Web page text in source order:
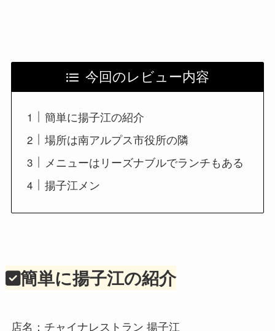
今回のレビュー内容
簡単に揚子江の紹介
場所は南アルプス市役所の隣
メニューはリーズナブルでランチもある
揚子江メン
簡単に揚子江の紹介
店名：チャイナレストラン 揚子江